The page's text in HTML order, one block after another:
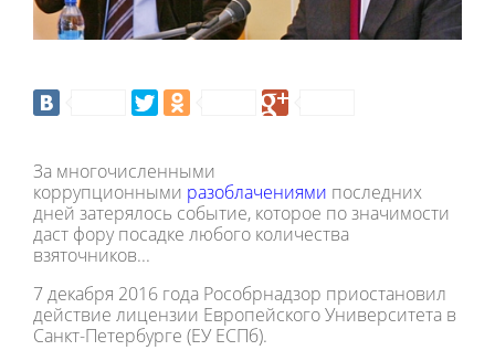
За многочисленными
коррупционными разоблачениями последних
дней затерялось событие, которое по значимости
даст фору посадке любого количества
взяточников...
7 декабря 2016 года Рособрнадзор приостановил
действие лицензии Европейского Университета в
Санкт-Петербурге (ЕУ ЕСПб).